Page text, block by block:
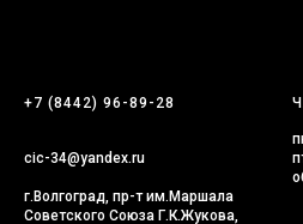
+7 (8442) 96-89-28
cic-34@yandex.ru
г.Волгоград, пр-т им.Маршала
Советского Союза Г.К.Жукова,